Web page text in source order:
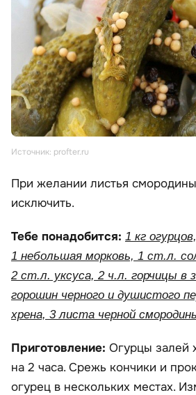
Источник: profter.ru
При желании листья
исключить.
Тебе понадобится: 1 кг
1 небольшая морковь, 1 ст.л.
2 ст.л. уксуса, 2 ч.л. горчицы в
горошин черного и душистого
хрена, 3 листа черной
Приготовление: Огурцы залей
на 2 часа. Срежь кончики и
огурец в нескольких местах.